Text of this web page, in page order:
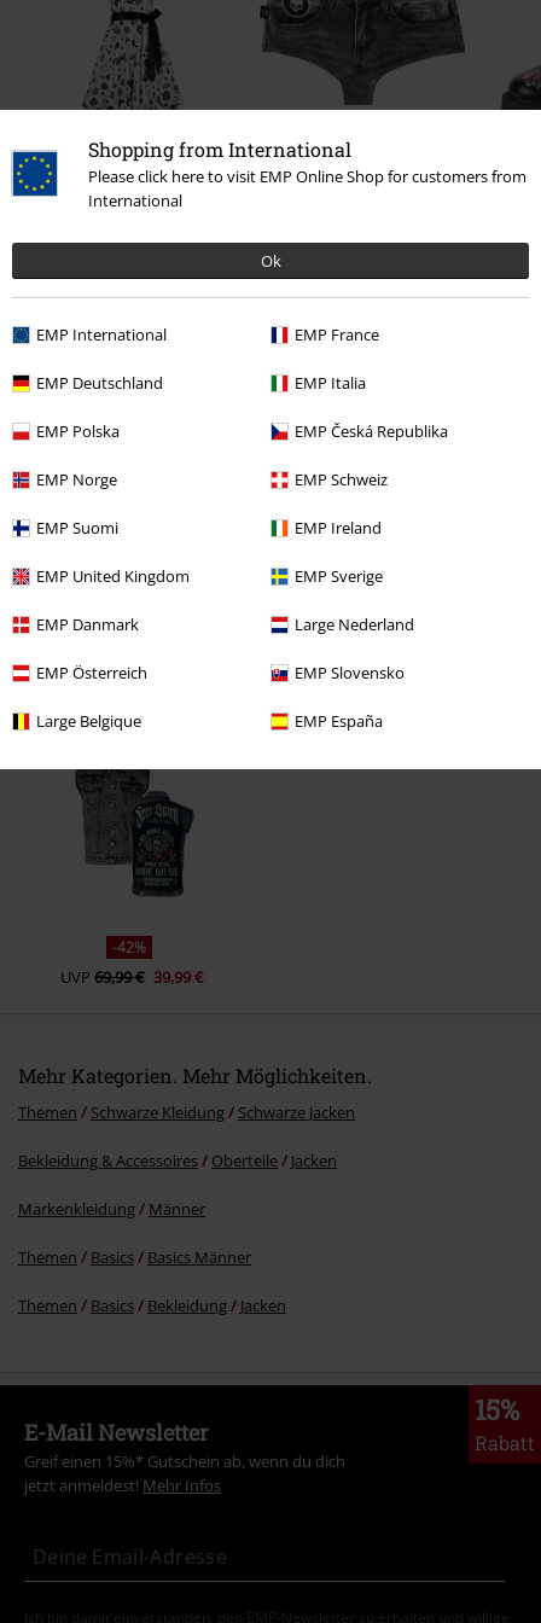
Shopping from International
Please click here to visit EMP Online Shop for customers from
International
Ok
EMP International EMP France
EMP Deutschland EMP Italia
EMP Polska EMP Česká Republika
EMP Norge EMP Schweiz
EMP Suomi EMP Ireland
EMP United Kingdom EMP Sverige
EMP Danmark Large Nederland
EMP Österreich EMP Slovensko
Large Belgique EMP España
-44%
UVP89,99 € 49,99 €
-40%
UVP19,99 € 11,99 €
0 Bewertungen
-42%
UVP 69,99 € 39,99 €
Mehr Kategorien. Mehr Möglichkeiten.
Themen Schwarze Kleidung Schwarze Jacken
Bekleidung & Accessoires Oberteile Jacken
Markenkleidung Männer
Themen Basics Basics Männer
Themen Basics Bekleidung Jacken
15%
Rabatt
E-Mail Newsletter
Greif einen 15%* Gutschein ab, wenn du dich
jetzt anmeldest! Mehr Infos
Ich bin damit einverstanden, den EMP-Newsletter zu erhalten und willige